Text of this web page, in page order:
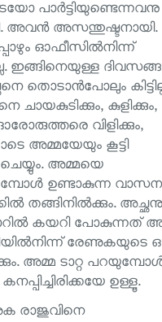
പാർട്ടിയുണ്ടെന്നവനു
അവൻ അസന്തുഷ്ടനായി.
ഓഫീസിൽനിന്ന്
ഇങ്ങിനെയുള്ള
തൊടാൻപോലും
ചായകുടിക്കും, കുളിക്കും,
വിളിക്കും,
അമ്മയേയും കൂട്ടി
അമ്മയെ
ഉണ്ടാകുന്ന വാസന
തങ്ങിനിൽക്കും.
കയറി പോകുന്നത്
രേണുകയുടെ
അമ്മ ടാറ്റ
ഉള്ളൂ.
രാജുവിനെ